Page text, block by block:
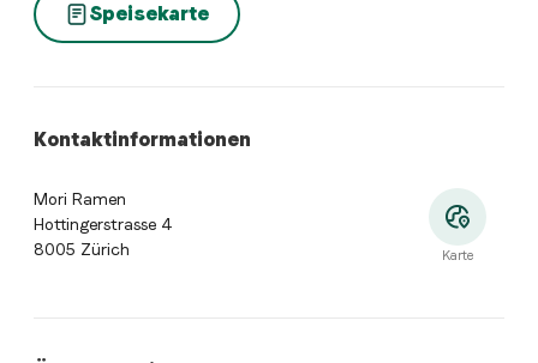
Speisekarte
Kontaktinformationen
Mori Ramen
Hottingerstrasse 4
8005 Zürich
Karte